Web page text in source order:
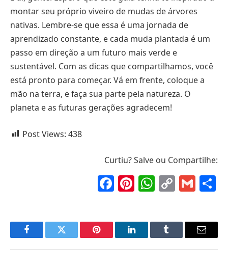
montar seu próprio viveiro de mudas de árvores
nativas. Lembre-se que essa é uma jornada de
aprendizado constante, e cada muda plantada é um
passo em direção a um futuro mais verde e
sustentável. Com as dicas que compartilhamos, você
está pronto para começar. Vá em frente, coloque a
mão na terra, e faça sua parte pela natureza. O
planeta e as futuras gerações agradecem!
Post Views: 438
Curtiu? Salve ou Compartilhe:
Facebook
Pinterest
Copy
FacebookTwitter Pinterest LinkedInTumblr Email